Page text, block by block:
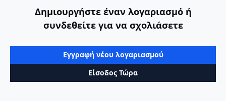
Δημιουργήστε έναν λογαριασμό ή
συνδεθείτε για να σχολιάσετε
Εγγραφή νέου λογαριασμού
Είσοδος Τώρα